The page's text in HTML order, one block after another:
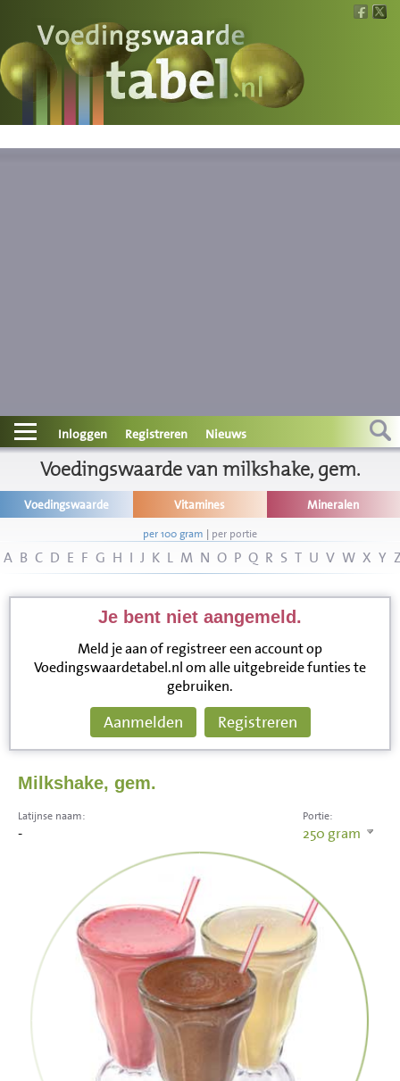
Voedingswaarde
Wat is wat?
Contact
Informatie
Disclaimer
Inloggen Registreren Nieuws
Voedingswaarde van milkshake, gem.
Voedingswaarde Vitamines Mineralen
per 100 gram | per portie
A B C D E F G H I J K L M N O P Q R S T U V W X Y
Je bent niet aangemeld.
Meld je aan of registreer een account op
Voedingswaardetabel.nl om alle uitgebreide funties te
gebruiken.
Aanmelden Registreren
Milkshake, gem.
Portie:
250 gram
Latijnse naam:
-